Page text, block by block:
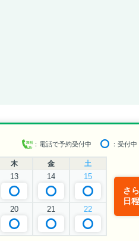
：電話で予約受付中 ：受付中
木 金 土
13 14 15
20 21 22
さ
日